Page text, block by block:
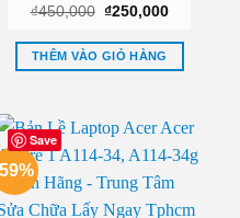
TPHCM
₫450,000 Giá
là:
₫450,000.
₫250,000Giá
tại
₫250,000.
THÊM VÀO GIỎ HÀNG
Save